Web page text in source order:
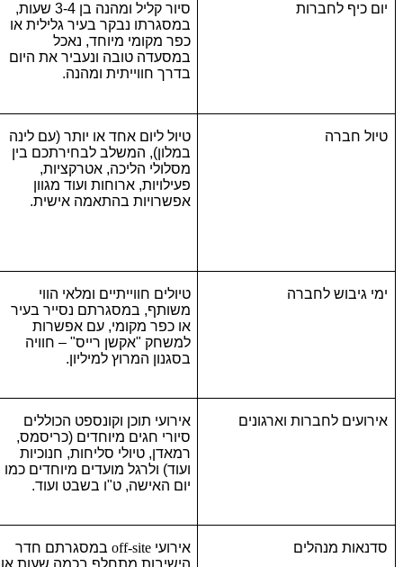
יום כיף לחברות
סיור קליל ומהנה בן 3-4 שעות,
במסגרתו נבקר בעיר גלילית או
כפר מקומי מיוחד, נאכל
במסעדה טובה ונעביר את היום
בדרך חווייתית ומהנה.
טיול חברה
טיול ליום אחד או יותר (עם לינה
במלון), המשלב לבחירתכם בין
מסלולי הליכה, אטרקציות,
פעילויות, ארוחות ועוד מגוון
אפשרויות בהתאמה אישית.
ימי גיבוש לחברה
טיולים חווייתיים ומלאי הווי
משותף, במסגרתם נסייר בעיר
או כפר מקומי, עם אפשרות
למשחק "אקשן רייס" – חוויה
בסגנון המרוץ למיליון.
אירועים לחברות וארגונים
אירועי תוכן וקונספט הכוללים
סיורי חגים מיוחדים (כריסמס,
רמאדן, טיולי סליחות, חנוכיות
ועוד) ולרגל מועדים מיוחדים כמו
יום האישה, ט"ו בשבט ועוד.
סדנאות מנהלים אירועיoff-siteבמסגרתם חדר